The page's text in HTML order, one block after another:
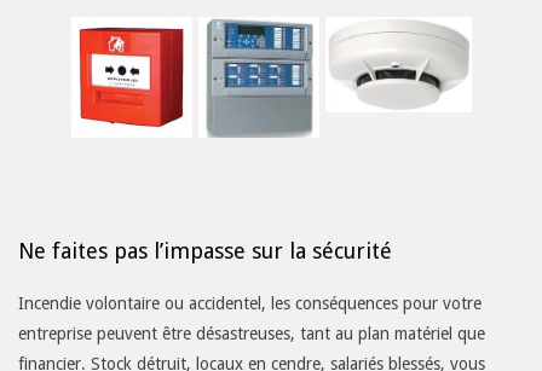
Ne faites pas l’impasse sur la sécurité
Incendie volontaire ou accidentel, les conséquences pour votre
entreprise peuvent être désastreuses, tant au plan matériel que
financier. Stock détruit, locaux en cendre, salariés blessés, vous